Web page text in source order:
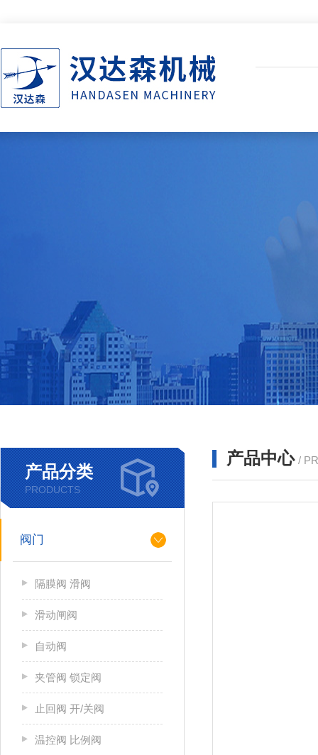
产品分类
PRODUCTS
阀门
隔膜阀 滑阀
滑动闸阀
自动阀
夹管阀 锁定阀
止回阀 开/关阀
温控阀 比例阀
产品中心 /